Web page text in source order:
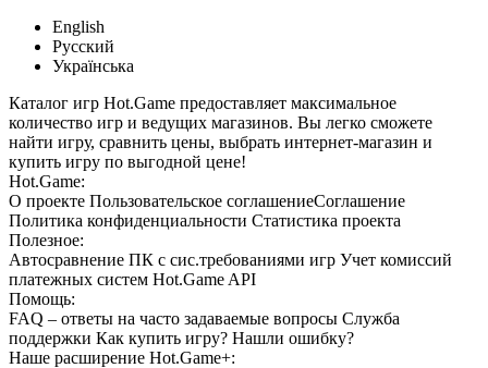
English
Русский
Українська
Каталог игр Hot.Game предоставляет максимальное
количество игр и ведущих магазинов. Вы легко сможете
найти игру, сравнить цены, выбрать интернет-магазин и
купить игру по выгодной цене!
Hot.Game:
О проекте Пользовательское соглашениеСоглашение
Политика конфиденциальности Статистика проекта
Полезное:
Автосравнение ПК с сис.требованиями игр Учет комиссий
платежных систем Hot.Game API
Помощь:
FAQ – ответы на часто задаваемые вопросы Служба
поддержки Как купить игру? Нашли ошибку?
Наше расширение Hot.Game+: